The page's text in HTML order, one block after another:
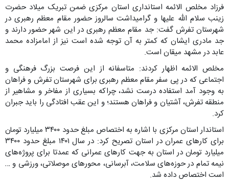
فرزاد مخلص الائمه استانداری استان مرکزی ضمن تبریک میلاد حضرت
زینب سلام الله علیها و گرامیداشت سالروز حضور مقام معظم رهبری در
شهرستان تفرش گفت: جد مقام معظم رهبری در این شهر حضور دارند و
جد مادری ایشان که کمتر به آن توجه شده است نیز از امامزاده محمد
عابد در مشهد میقان است.
مخلص الائمه اظهار کردند: متاسفانه از این فرصت بزرگ فرهنگی و
اجتماعی که در پی سفر مقام معظم رهبری برای شهرستان تفرش و فراهان
به وجود آمد استفاده درست نشد، چراکه بسیاری از مفاخر و مشاهیر از
منطقه تفرش، آشتیان و فراهان هستند؛ و این عقب افتادگی را باید جبران
کرد.
استاندار استان مرکزی با اشاره به اختصاص مبلغ حدود ۳۴۰۰ میلیارد تومان
برای کارهای عمران در استان تصریح کرد: در سال ۱۴۰۱ مبلغ حدود ۳۴۰۰
میلیارد تومان در استان به جهت کارهای عمرانی که عمدتا برای پروژه‌های
نیمه تمام در حوزه‌های سلامت، آبرسانی، محورهای موصلاتی، ورزشی و …
است اختصاص داده شد.